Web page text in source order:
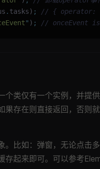
. tasks) ;
// { operator:
" ) ; // onceEvent
个类仅有一个实例，并提
果存在则直接返回，否则
。比如：弹窗，无论点击
存起来即可。可以参考